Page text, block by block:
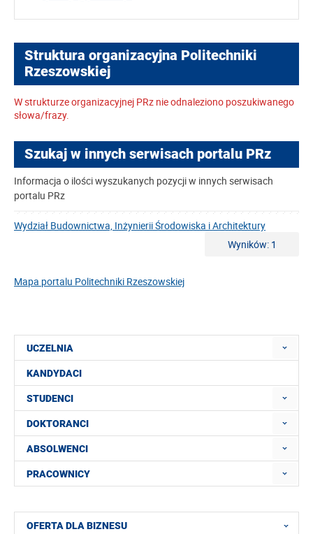
Struktura organizacyjna Politechniki
Rzeszowskiej
W strukturze organizacyjnej PRz nie odnaleziono poszukiwanego
słowa/frazy.
Szukaj w innych serwisach portalu PRz
Informacja o ilości wyszukanych pozycji w innych serwisach
portalu PRz
Wydział Budownictwa, Inżynierii Środowiska i Architektury
Wyników: 1
Mapa portalu Politechniki Rzeszowskiej
UCZELNIA
KANDYDACI
STUDENCI
DOKTORANCI
ABSOLWENCI
PRACOWNICY
OFERTA DLA BIZNESU